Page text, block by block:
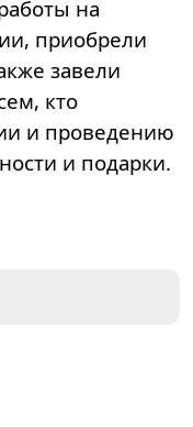
на
приобрели
завели
кто
и проведению
и подарки.